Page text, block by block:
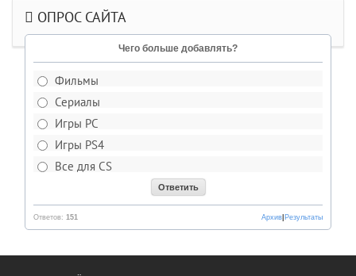
ОПРОС САЙТА
Чего больше добавлять?
Фильмы
Сериалы
Игры PC
Игры PS4
Все для CS
Ответов: 151 Результаты
Архив